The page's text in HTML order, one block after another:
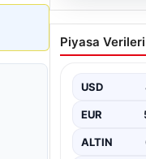
07.08.2026
Göztepe
Yine dev
Piyasa Verileri
USD
EUR
ALTIN